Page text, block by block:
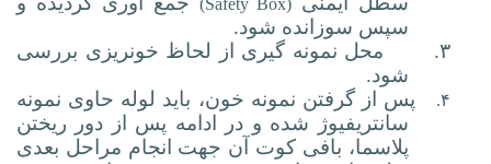
سپس سوزانده شود.
۳.
محل نمونه گیری از لحاظ خونریزی بررسی
شود.
۴.
پس از گرفتن نمونه خون، باید لوله حاوی نمونه
سانتریفیوژ شده و در ادامه پس از دور ریختن
پلاسما، بافی کوت آن جهت انجام مراحل بعدی